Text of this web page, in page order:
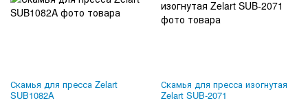
Скамья для пресса Zelart
SUB1082A
Скамья для пресса изогнутая
Zelart SUB-2071